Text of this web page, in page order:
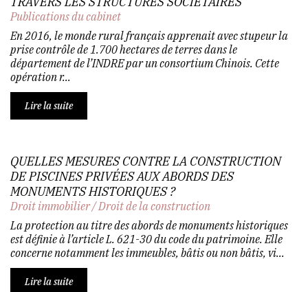
Publications du cabinet
En 2016, le monde rural français apprenait avec stupeur la
prise contrôle de 1.700 hectares de terres dans le
département de l’INDRE par un consortium Chinois. Cette
opération r...
Lire la suite
QUELLES MESURES CONTRE LA CONSTRUCTION
DE PISCINES PRIVÉES AUX ABORDS DES
MONUMENTS HISTORIQUES ?
Droit immobilier/Droit de la construction
La protection au titre des abords de monuments historiques
est définie à l’article L. 621-30 du code du patrimoine. Elle
concerne notamment les immeubles, bâtis ou non bâtis, vi...
Lire la suite